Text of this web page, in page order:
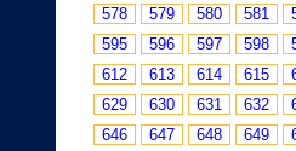
578
579 580 581
595
596 597 598
612
613 614 615
629
630 631 632
646
647 648 649